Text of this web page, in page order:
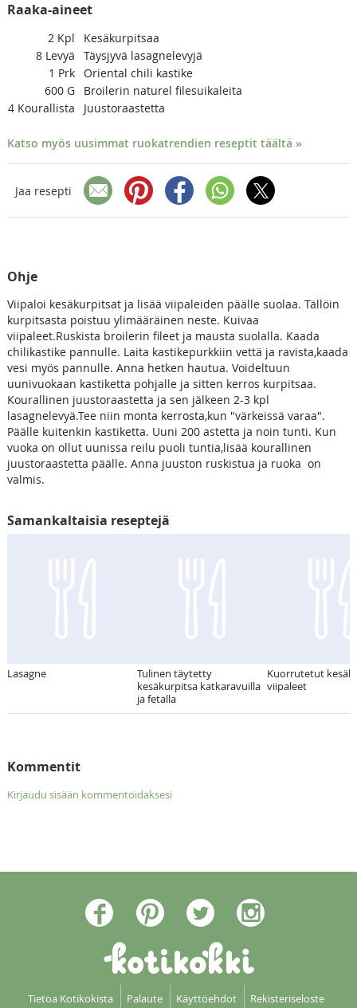
Raaka-aineet
2 Kpl
Kesäkurpitsaa
8 Levyä
Täysjyvä lasagnelevyjä
1 Prk Oriental chili kastike
600 G
Broilerin naturel filesuikaleita
4 Kourallista Juustoraastetta
Katso myös uusimmat ruokatrendien reseptit täältä »
Jaa resepti
Ohje
Viipaloi kesäkurpitsat ja lisää viipaleiden päälle suolaa. Tällöin
kurpitsasta poistuu ylimääräinen neste. Kuivaa
viipaleet.Ruskista broilerin fileet ja mausta suolalla. Kaada
chilikastike pannulle. Laita kastikepurkkiin vettä ja ravista,kaada
vesi myös pannulle. Anna hetken hautua. Voideltuun
uunivuokaan kastiketta pohjalle ja sitten kerros kurpitsaa.
Kourallinen juustoraastetta ja sen jälkeen 2-3 kpl
lasagnelevyä.Tee niin monta kerrosta,kun "värkeissä varaa".
Päälle kuitenkin kastiketta. Uuni 200 astetta ja noin tunti. Kun
vuoka on ollut uunissa reilu puoli tuntia,lisää kourallinen
juustoraastetta päälle. Anna juuston ruskistua ja ruoka on
valmis.
Samankaltaisia reseptejä
Lasagne
Tulinen täytetty
kesäkurpitsa katkaravuilla
ja fetalla
Kuorrutetut
viipaleet
Kommentit
Kirjaudu sisään kommentoidaksesi
Tietoa Kotikokista Palaute Käyttöehdot Rekisteriseloste